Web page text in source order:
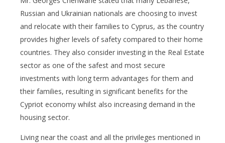
Russian and Ukrainian nationals are choosing to invest
and relocate with their families to Cyprus, as the country
provides higher levels of safety compared to their home
countries. They also consider investing in the Real Estate
sector as one of the safest and most secure
investments with long term advantages for them and
their families, resulting in significant benefits for the
Cypriot economy whilst also increasing demand in the
housing sector.
Living near the coast and all the privileges mentioned in